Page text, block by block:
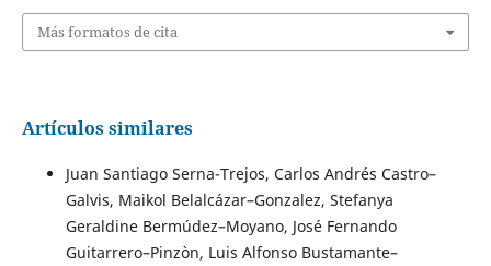
Más formatos de cita
Artículos similares
Juan Santiago Serna-Trejos, Carlos Andrés Castro–
Galvis, Maikol Belalcázar–Gonzalez, Stefanya
Geraldine Bermúdez–Moyano, José Fernando
Guitarrero–Pinzòn, Luis Alfonso Bustamante–